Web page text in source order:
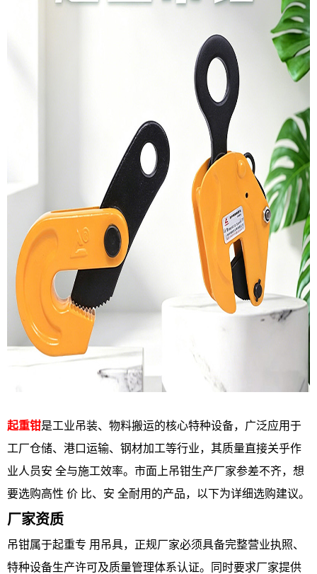
起重钳是工业吊装、物料搬运的核心特种设备，广泛应用于
工厂仓储、港口运输、钢材加工等行业，其质量直接关乎作
业人员安 全与施工效率。市面上吊钳生产厂家参差不齐，想
要选购高性 价 比、安 全耐用的产品，以下为详细选购建议。
厂家资质
吊钳属于起重专 用吊具，正规厂家必须具备完整营业执照、
特种设备生产许可及质量管理体系认证。同时要求厂家提供